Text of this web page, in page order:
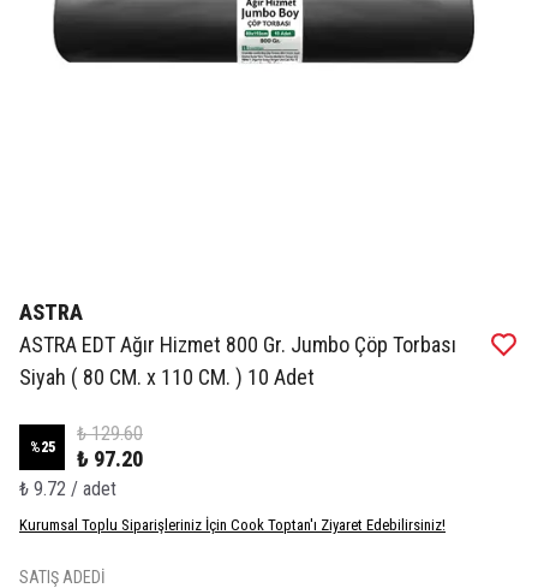
ASTRA
ASTRA EDT Ağır Hizmet 800 Gr. Jumbo Çöp Torbası
Siyah ( 80 CM. x 110 CM. ) 10 Adet
%25
₺ 129.60
₺ 97.20
₺ 9.72 / adet
Kurumsal Toplu Siparişleriniz İçin Cook Toptan'ı Ziyaret Edebilirsiniz!
SATIŞ ADEDİ